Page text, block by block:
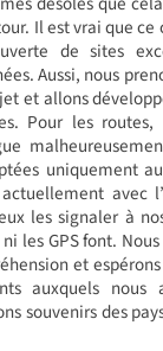
Il est vrai que
de sites
Aussi, nous
et allons
Pour les routes,
uniquement
avec
les signaler à
les GPS font.
et
auxquels nous
souvenirs des